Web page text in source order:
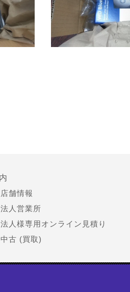
店舗情報
法人営業所
法人様専用オンライン見積り
中古 (買取)